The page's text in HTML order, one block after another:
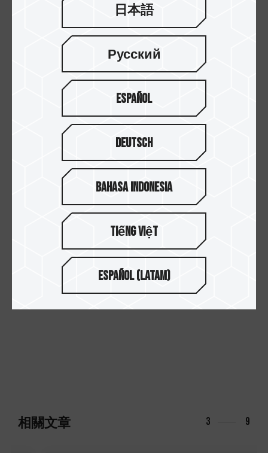
Steam Deck 玩家在儲存方面的煩惱囉!
那我們下回再見~掰掰~~~
#新品開箱系列
回到列表
相關文章 3 9
日本語
Русский
Español
Deutsch
Bahasa Indonesia
Tiếng Việt
Español (Latam)